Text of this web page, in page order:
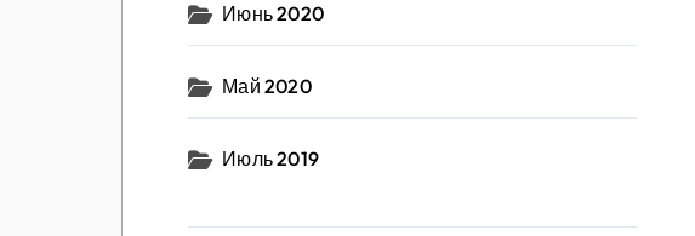
Июнь 2020
Май 2020
Июль 2019